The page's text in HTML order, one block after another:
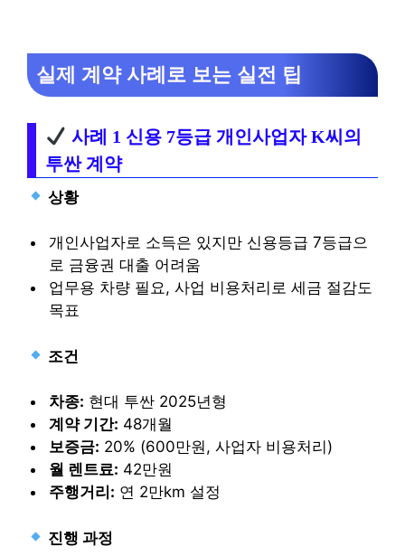
실제 계약 사례로 보는 실전 팁
사례 1 신용 7등급 개인사업자 K씨의
투싼 계약
상황
개인사업자로 소득은 있지만 신용등급 7등급으
로 금융권 대출 어려움
업무용 차량 필요, 사업 비용처리로 세금 절감도
목표
조건
차종: 현대 투싼 2025년형
계약 기간: 48개월
보증금: 20% (600만원, 사업자 비용처리)
월 렌트료: 42만원
주행거리: 연 2만km 설정
진행 과정